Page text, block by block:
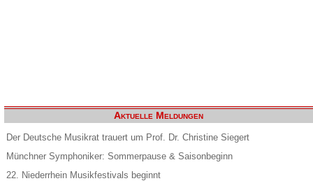
Aktuelle Meldungen
Der Deutsche Musikrat trauert um Prof. Dr. Christine Siegert
Münchner Symphoniker: Sommerpause & Saisonbeginn
22. Niederrhein Musikfestivals beginnt